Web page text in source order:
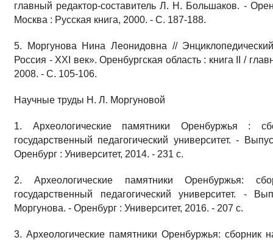
главный редактор-составитель Л. Н. Большаков. -
Москва : Русская книга, 2000. - С. 187-188.
5. Моргунова Нина Леонидовна //
Россия - XXI век». Оренбургская область : книга II /
2008. - С. 105-106.
Научные труды Н. Л. Моргуновой
1. Археологические памятники Оренбуржья :
государственный педагогический университет. -
Оренбург : Университет, 2014. - 231 с.
2. Археологические памятники Оренбуржья:
государственный педагогический университет. -
Моргунова. - Оренбург : Университет, 2016. - 207 с.
3. Археологические памятники Оренбуржья: сборник